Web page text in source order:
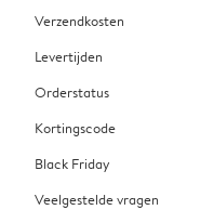
Verzendkosten
Levertijden
Orderstatus
Kortingscode
Black Friday
Veelgestelde vragen